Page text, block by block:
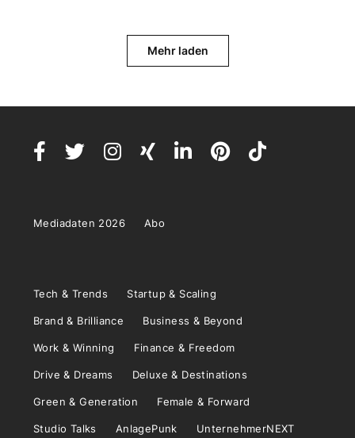
Mehr laden
Mediadaten 2026 Abo
Tech & Trends Startup & Scaling
Brand & Brilliance Business & Beyond
Work & Winning Finance & Freedom
Drive & Dreams Deluxe & Destinations
Green & Generation Female & Forward
Studio Talks AnlagePunk UnternehmerNEXT